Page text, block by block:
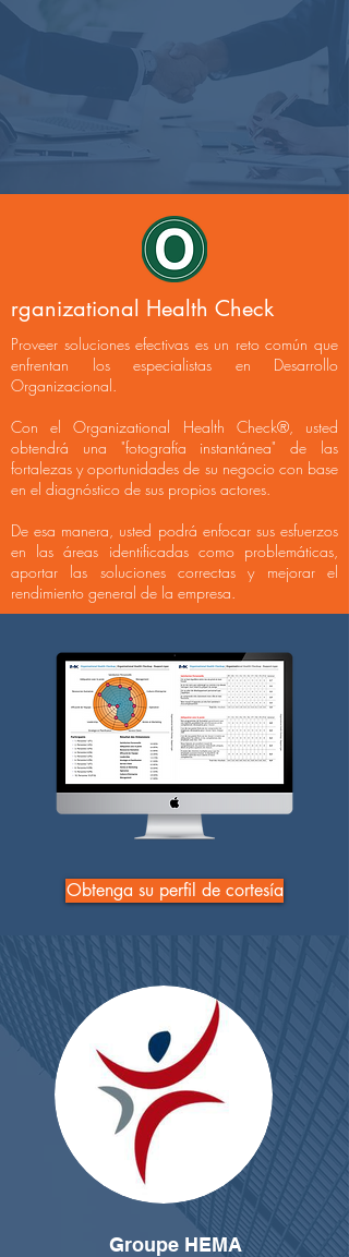
rganizational Health Check
Proveer soluciones efectivas es un reto común que
enfrentan los especialistas en Desarrollo
Organizacional.
Con el Organizational Health Check®, usted
obtendrá una "fotografía instantánea" de las
fortalezas y oportunidades de su negocio con base
en el diagnóstico de sus propios actores.
De esa manera, usted podrá enfocar sus esfuerzos
en las áreas identificadas como problemáticas,
aportar las soluciones correctas y mejorar el
rendimiento general de la empresa.
Obtenga su perfil de cortesía
Groupe HEMA